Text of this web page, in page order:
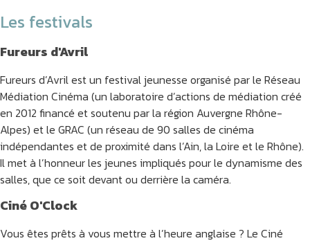
Les festivals
Fureurs d'Avril
Fureurs d’Avril est un festival jeunesse organisé par le Réseau
Médiation Cinéma (un laboratoire d’actions de médiation créé
en 2012 financé et soutenu par la région Auvergne Rhône-
Alpes) et le GRAC (un réseau de 90 salles de cinéma
indépendantes et de proximité dans l’Ain, la Loire et le Rhône).
Il met à l’honneur les jeunes impliqués pour le dynamisme des
salles, que ce soit devant ou derrière la caméra.
Ciné O'Clock
Vous êtes prêts à vous mettre à l’heure anglaise ? Le Ciné